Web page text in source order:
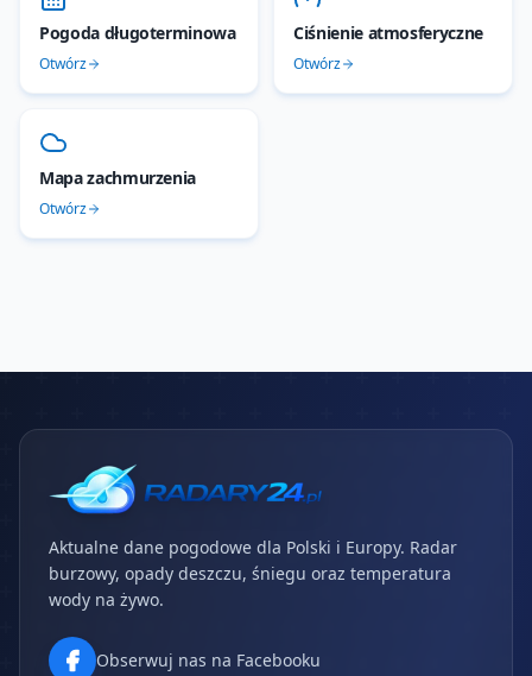
Pogoda długoterminowa
Otwórz
Ciśnienie atmosferyczne
Otwórz
Mapa zachmurzenia
Otwórz
Aktualne dane pogodowe dla Polski i Europy. Radar
burzowy, opady deszczu, śniegu oraz temperatura
wody na żywo.
Obserwuj nas na Facebooku